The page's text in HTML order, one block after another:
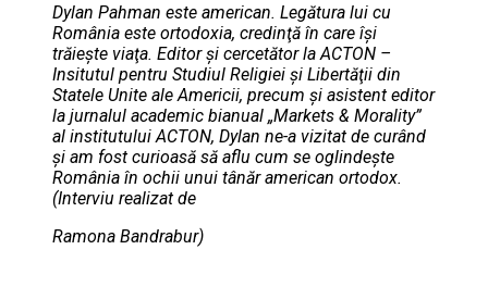
Dylan Pahman este american. Legătura lui cu
România este ortodoxia, credinţă în care îşi
trăieşte viaţa. Editor şi cercetător la ACTON –
Insitutul pentru Studiul Religiei şi Libertăţii din
Statele Unite ale Americii, precum şi asistent editor
la jurnalul academic bianual „Markets & Morality”
al institutului ACTON, Dylan ne-a vizitat de curând
şi am fost curioasă să aflu cum se oglindeşte
România în ochii unui tânăr american ortodox.
(Interviu realizat de
Ramona Bandrabur)